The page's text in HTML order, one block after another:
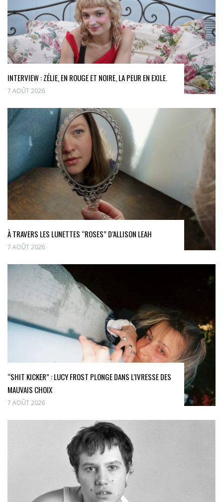
INTERVIEW : ZÉLIE, EN ROUGE ET NOIRE, LA PEUR EN EXILE.
7 AOÛT 2026
À TRAVERS LES LUNETTES “ROSES” D’ALLISON LEAH
7 AOÛT 2026
“SHIT KICKER” : LUCY FROST PLONGE DANS L’IVRESSE DES
MAUVAIS CHOIX
7 AOÛT 2026